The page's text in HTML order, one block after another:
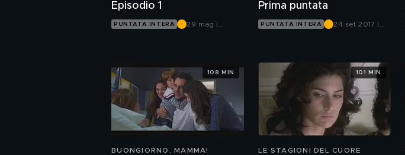
Episodio 1
PUNTATA INTERA
29 mag |
Prima puntata
PUNTATA INTERA
24 set 2017 |
BUONGIORNO, MAMMA!
108 MIN
LE STAGIONI DEL CUORE
101 MIN